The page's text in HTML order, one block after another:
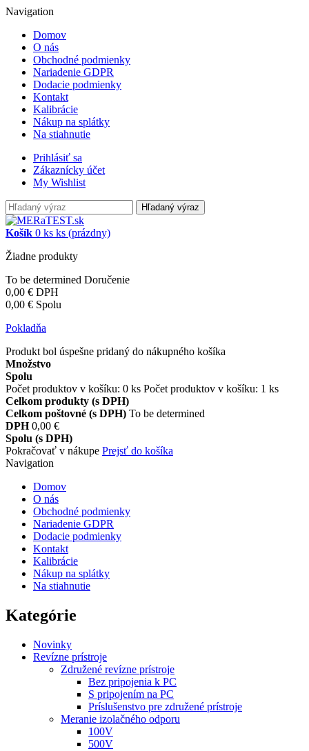
Navigation
Domov
O nás
Obchodné podmienky
Nariadenie GDPR
Dodacie podmienky
Kontakt
Kalibrácie
Nákup na splátky
Na stiahnutie
Prihlásiť sa
Zákaznícky účet
My Wishlist
Hľadaný výraz
Košík 0 ks ks (prázdny)
Žiadne produkty
To be determined Doručenie
0,00 € DPH
0,00 € Spolu
Pokladňa
Produkt bol úspešne pridaný do nákupného košíka
Množstvo
Spolu
Počet produktov v košíku: 0 ks Počet produktov v košíku: 1 ks
Celkom produkty (s DPH)
Celkom poštovné (s DPH) To be determined
DPH 0,00 €
Spolu (s DPH)
Pokračovať v nákupe Prejsť do košíka
Navigation
Domov
O nás
Obchodné podmienky
Nariadenie GDPR
Dodacie podmienky
Kontakt
Kalibrácie
Nákup na splátky
Na stiahnutie
Kategórie
Novinky
Revízne prístroje
Združené revízne prístroje
Bez pripojenia k PC
S pripojením na PC
Príslušenstvo pre združené prístroje
Meranie izolačného odporu
100V
500V